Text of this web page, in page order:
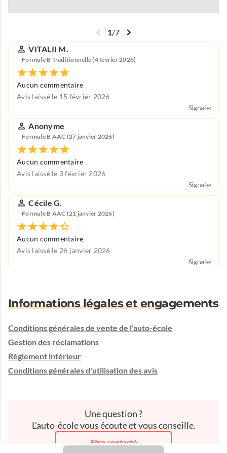
1/7
VITALII M.
Formule B Traditionnelle (4 février 2026)
Aucun commentaire
Avis laissé le 15 février 2026
Signaler
Anonyme
Formule B AAC (27 janvier 2026)
Aucun commentaire
Avis laissé le 3 février 2026
Signaler
Cécile G.
Formule B AAC (21 janvier 2026)
Aucun commentaire
Avis laissé le 26 janvier 2026
Signaler
Informations légales et engagements
Conditions générales de vente de l'auto-école
Gestion des réclamations
Règlement intérieur
Conditions générales d'utilisation des avis
Une question ?
L'auto-école vous écoute et vous conseille.
Etre contacté